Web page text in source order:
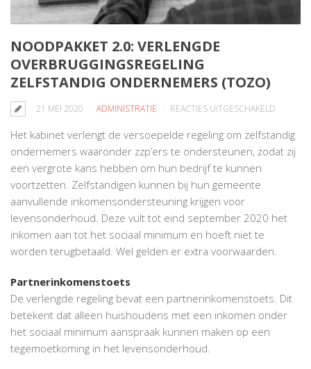
NOODPAKKET 2.0: VERLENGDE
OVERBRUGGINGSREGELING
ZELFSTANDIG ONDERNEMERS (TOZO)
21 MEI 2020 ADMINISTRATIE REACTIES UITGESCHAKELD
2.0:
(TOZO)
Het kabinet verlengt de versoepelde regeling om zelfstandig
ondernemers waaronder zzp’ers te ondersteunen, zodat zij
een vergrote kans hebben om hun bedrijf te kunnen
voortzetten. Zelfstandigen kunnen bij hun gemeente
aanvullende inkomensondersteuning krijgen voor
levensonderhoud. Deze vult tot eind september 2020 het
inkomen aan tot het sociaal minimum en hoeft niet te
worden terugbetaald. Wel gelden er extra voorwaarden.
Partnerinkomenstoets
De verlengde regeling bevat een partnerinkomenstoets. Dit
betekent dat alleen huishoudens met een inkomen onder
het sociaal minimum aanspraak kunnen maken op een
tegemoetkoming in het levensonderhoud.